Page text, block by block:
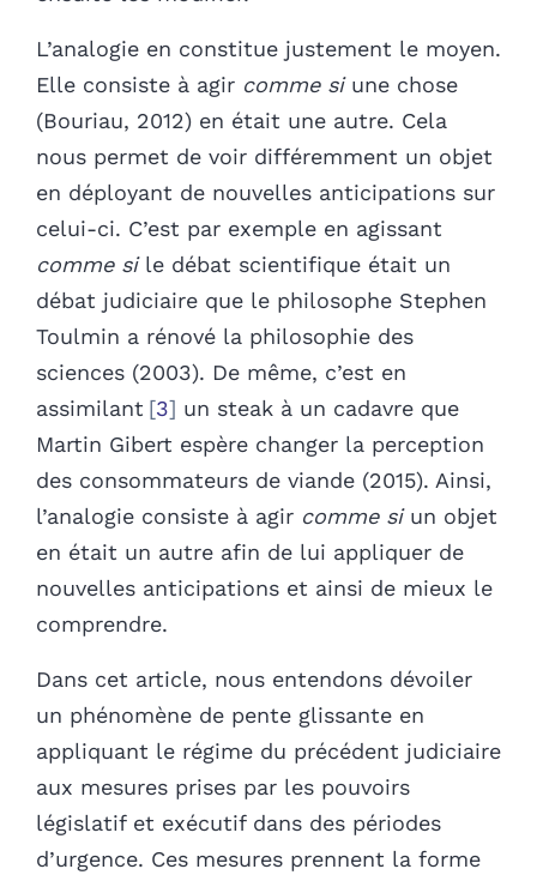
L’analogie en constitue justement le moyen.
Elle consiste à agir comme si une chose
(Bouriau, 2012) en était une autre. Cela
nous permet de voir différemment un objet
en déployant de nouvelles anticipations sur
celui-ci. C’est par exemple en agissant
comme sile débat scientifique était un
débat judiciaire que le philosophe Stephen
Toulmin a rénové la philosophie des
sciences (2003). De même, c’est en
assimilant 3
un steak à un cadavre que
Martin Gibert espère changer la perception
des consommateurs de viande (2015). Ainsi,
l’analogie consiste à agir comme si un objet
en était un autre afin de lui appliquer de
nouvelles anticipations et ainsi de mieux le
comprendre.
Dans cet article, nous entendons dévoiler
un phénomène de pente glissante en
appliquant le régime du précédent judiciaire
aux mesures prises par les pouvoirs
législatif et exécutif dans des périodes
d’urgence. Ces mesures prennent la forme